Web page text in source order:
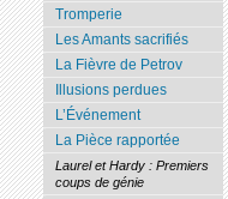
Tromperie
Les Amants sacrifiés
La Fièvre de Petrov
Illusions perdues
L’Événement
La Pièce rapportée
Laurel et Hardy : Premiers
coups de génie